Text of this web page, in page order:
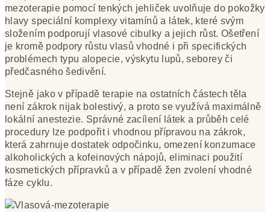
mezoterapie pomocí tenkých jehliček uvolňuje do pokožky
hlavy speciální komplexy vitamínů a látek, které svým
složením podporují vlasové cibulky a jejich růst. Ošetření
je kromě podpory růstu vlasů vhodné i při specifických
problémech typu alopecie, výskytu lupů, seborey či
předčasného šedivění.
Stejně jako v případě terapie na ostatních částech těla
není zákrok nijak bolestivý, a proto se využívá maximálně
lokální anestezie. Správné zacílení látek a průběh celé
procedury lze podpořit i vhodnou přípravou na zákrok,
která zahrnuje dostatek odpočinku, omezení konzumace
alkoholických a kofeinových nápojů, eliminaci použití
kosmetických přípravků a v případě žen zvolení vhodné
fáze cyklu.